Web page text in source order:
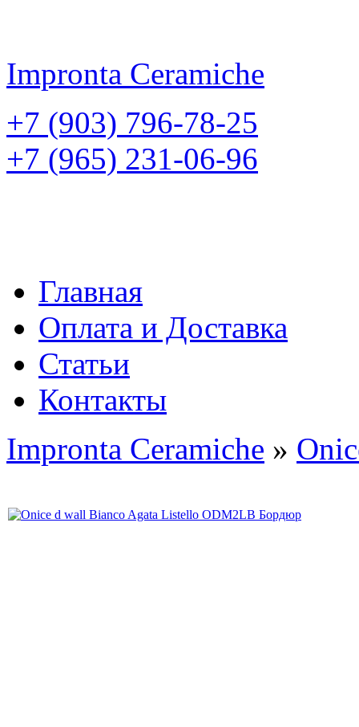
Impronta Ceramiche
+7 (903) 796-78-25
+7 (965) 231-06-96
Главная
Оплата и Доставка
Статьи
Контакты
Impronta Ceramiche »